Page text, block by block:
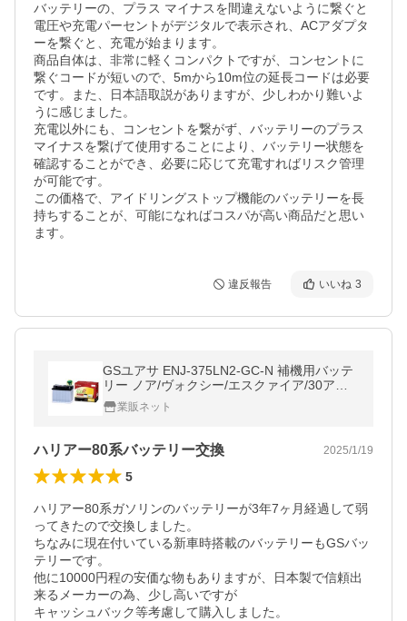
バッテリーの、プラス マイナスを間違えないように繋ぐと
電圧や充電パーセントがデジタルで表示され、ACアダプタ
ーを繋ぐと、充電が始まります。
商品自体は、非常に軽くコンパクトですが、コンセントに
繋ぐコードが短いので、5mから10m位の延長コードは必要
です。また、日本語取説がありますが、少しわかり難いよ
うに感じました。
充電以外にも、コンセントを繋がず、バッテリーのプラス
マイナスを繋げて使用することにより、バッテリー状態を
確認することができ、必要に応じて充電すればリスク管理
が可能です。
この価格で、アイドリングストップ機能のバッテリーを長
持ちすることが、可能になればコスパが高い商品だと思い
ます。
違反報告 いいね 3
GSユアサ ENJ-375LN2-GC-N 補機用バッテ
リー ノア/ヴォクシー/エスクァイア/30アル
ファードヴェルファイア/80ハリアー 497608
5601233
業販ネット
ハリアー80系バッテリー交換 2025/1/19
5
ハリアー80系ガソリンのバッテリーが3年7ヶ月経過して弱
ってきたので交換しました。
ちなみに現在付いている新車時搭載のバッテリーもGSバッ
テリーです。
他に10000円程の安価な物もありますが、日本製で信頼出
来るメーカーの為、少し高いですが
キャッシュバック等考慮して購入しました。